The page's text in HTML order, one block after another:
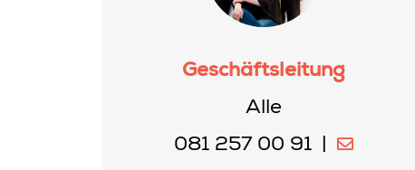
Geschäftsleitung
Alle
081 257 00 91